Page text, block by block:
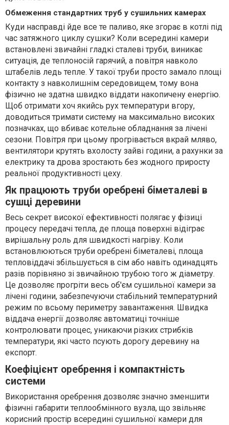
Обмеження стандартних труб у сушильних камерах
Куди насправді йде все те паливо, яке згорає в котлі під
час затяжного циклу сушки? Коли всередині камери
встановлені звичайні гладкі сталеві труби, виникає
ситуація, де теплоносій гарячий, а повітря навколо
штабелів ледь тепле. У такої труби просто замало площі
контакту з навколишнім середовищем, тому вона
фізично не здатна швидко віддати накопичену енергію.
Щоб отримати хоч якийсь рух температури вгору,
доводиться тримати систему на максимально високих
позначках, що вбиває котельне обладнання за лічені
сезони. Повітря при цьому прогрівається вкрай мляво,
вентилятори крутять вхолосту зайві години, а рахунки за
електрику та дрова зростають без жодного приросту
реальної продуктивності цеху.
Як працюють труби оребрені біметалеві в
сушці деревини
Весь секрет високої ефективності полягає у фізиці
процесу передачі тепла, де площа поверхні відіграє
вирішальну роль для швидкості нагріву. Коли
встановлюються труби оребрені біметалеві, площа
тепловіддачі збільшується в сім або навіть одинадцять
разів порівняно зі звичайною трубою того ж діаметру.
Це дозволяє прогріти весь об'єм сушильної камери за
лічені години, забезпечуючи стабільний температурний
режим по всьому периметру завантаження. Швидка
віддача енергії дозволяє автоматиці точніше
контролювати процес, уникаючи різких стрибків
температури, які часто псують дорогу деревину на
експорт.
Коефіцієнт оребрення і компактність
системи
Використання оребрення дозволяє значно зменшити
фізичні габарити теплообмінного вузла, що звільняє
корисний простір всередині сушильної камери для